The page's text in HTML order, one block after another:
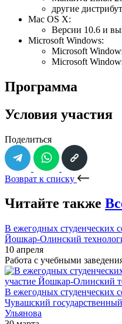
другие
Mac OS X:
Версии 10.6 и
Microsoft Windows:
Microsoft
Microsoft
Программа
Условия участия
Поделиться
Возврат к списку
Читайте также
В ежегодных студенческих
Йошкар-Олинский
10 апреля
Работа с учебными
В ежегодных студенческих
Чувашский
Ульянова